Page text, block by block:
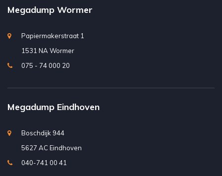
Megadump Wormer
Papiermakerstraat 1
1531 NA Wormer
075 - 74 000 20
Megadump Eindhoven
Boschdijk 944
5627 AC Eindhoven
040-741 00 41